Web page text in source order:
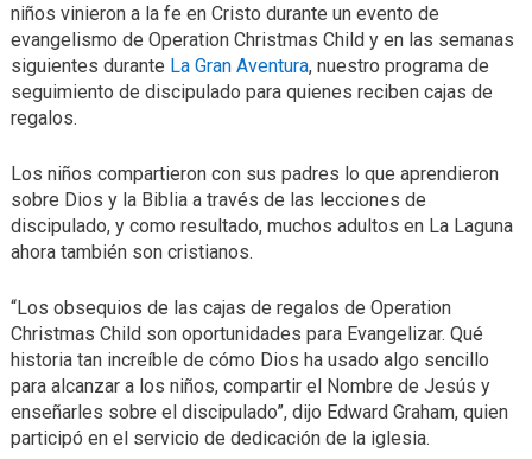
niños vinieron a la fe en Cristo durante un evento de
evangelismo de Operation Christmas Child y en las semanas
siguientes durante La Gran Aventura, nuestro programa de
seguimiento de discipulado para quienes reciben cajas de
regalos.
Los niños compartieron con sus padres lo que aprendieron
sobre Dios y la Biblia a través de las lecciones de
discipulado, y como resultado, muchos adultos en La Laguna
ahora también son cristianos.
“Los obsequios de las cajas de regalos de Operation
Christmas Child son oportunidades para Evangelizar. Qué
historia tan increíble de cómo Dios ha usado algo sencillo
para alcanzar a los niños, compartir el Nombre de Jesús y
enseñarles sobre el discipulado”, dijo Edward Graham, quien
participó en el servicio de dedicación de la iglesia.